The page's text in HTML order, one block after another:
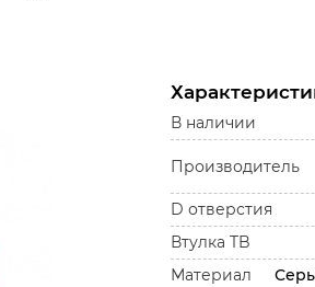
В наличии
Производитель
D отверстия
Втулка TB
Материал